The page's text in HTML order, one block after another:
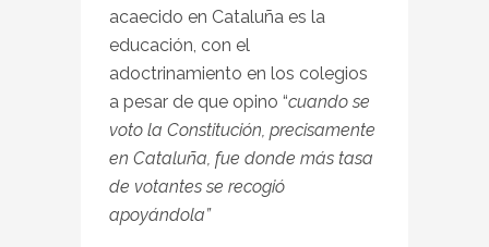
acaecido en Cataluña es la
educación, con el
adoctrinamiento en los colegios
a pesar de que opino “cuando se
voto la Constitución, precisamente
en Cataluña, fue donde más tasa
de votantes se recogió
apoyándola”